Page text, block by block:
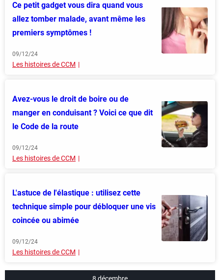
Ce petit gadget vous dira quand vous
allez tomber malade, avant même les
premiers symptômes !
09/12/24
Les histoires de CCM
Avez-vous le droit de boire ou de
manger en conduisant ? Voici ce que dit
le Code de la route
09/12/24
Les histoires de CCM
L'astuce de l'élastique : utilisez cette
technique simple pour débloquer une vis
coincée ou abimée
09/12/24
Les histoires de CCM